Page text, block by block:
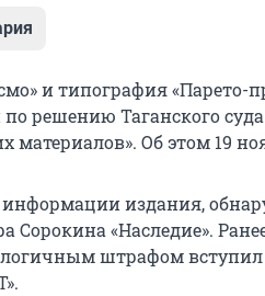
и типография
решению Таганского
материалов». Об этом 19
издания,
Сорокина «Наследие».
штрафом